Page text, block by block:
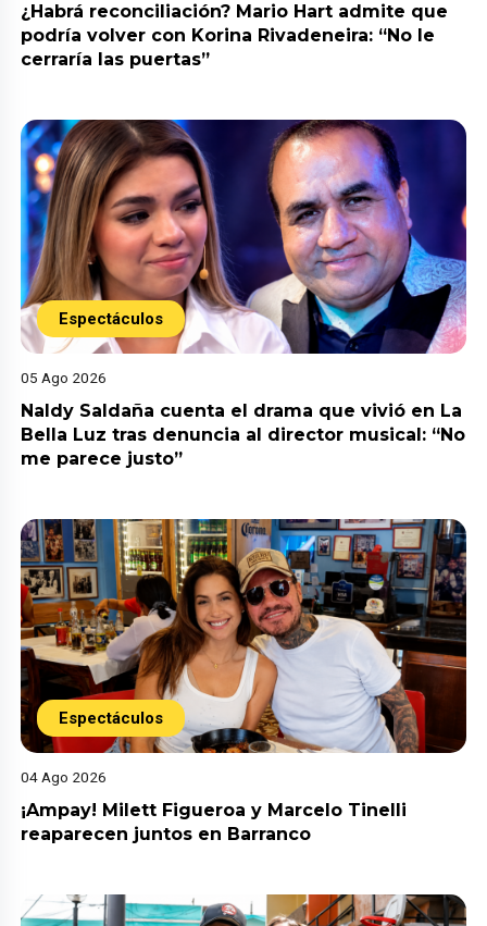
¿Habrá reconciliación? Mario Hart admite que
podría volver con Korina Rivadeneira: “No le
cerraría las puertas”
Espectáculos
05 Ago 2026
Naldy Saldaña cuenta el drama que vivió en La
Bella Luz tras denuncia al director musical: “No
me parece justo”
Espectáculos
04 Ago 2026
¡Ampay! Milett Figueroa y Marcelo Tinelli
reaparecen juntos en Barranco